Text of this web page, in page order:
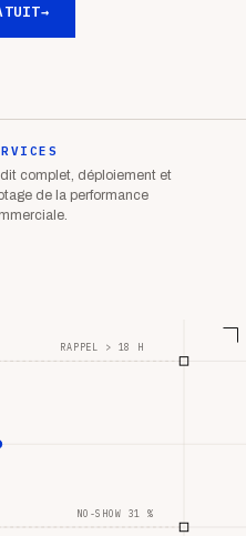
→
complet, déploiement et
de la performance
RAPPEL > 18 H
NO-SHOW 31 %